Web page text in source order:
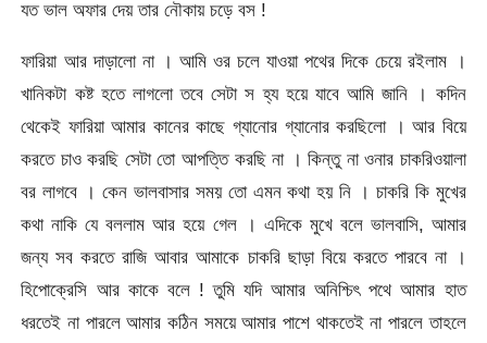
যত ভাল অফার দেয় তার নৌকায় চড়ে বস !
ফারিয়া আর দাড়ালো না । আমি ওর চলে যাওয়া পথের দিকে চেয়ে রইলাম ।
খানিকটা কষ্ট হতে লাগলো তবে সেটা স হ্য হয়ে যাবে আমি জানি । কদিন
থেকেই ফারিয়া আমার কানের কাছে গ্যানোর গ্যানোর করছিলো । আর বিয়ে
করতে চাও করছি সেটা তো আপত্তি করছি না । কিন্তু না ওনার চাকরিওয়ালা
বর লাগবে । কেন ভালবাসার সময় তো এমন কথা হয় নি । চাকরি কি মুখের
কথা নাকি যে বললাম আর হয়ে গেল । এদিকে মুখে বলে ভালবাসি, আমার
জন্য সব করতে রাজি আবার আমাকে চাকরি ছাড়া বিয়ে করতে পারবে না ।
হিপোক্রেসি আর কাকে বলে ! তুমি যদি আমার অনিশ্চিৎ পথে আমার হাত
ধরতেই না পারলে আমার কঠিন সময়ে আমার পাশে থাকতেই না পারলে তাহলে